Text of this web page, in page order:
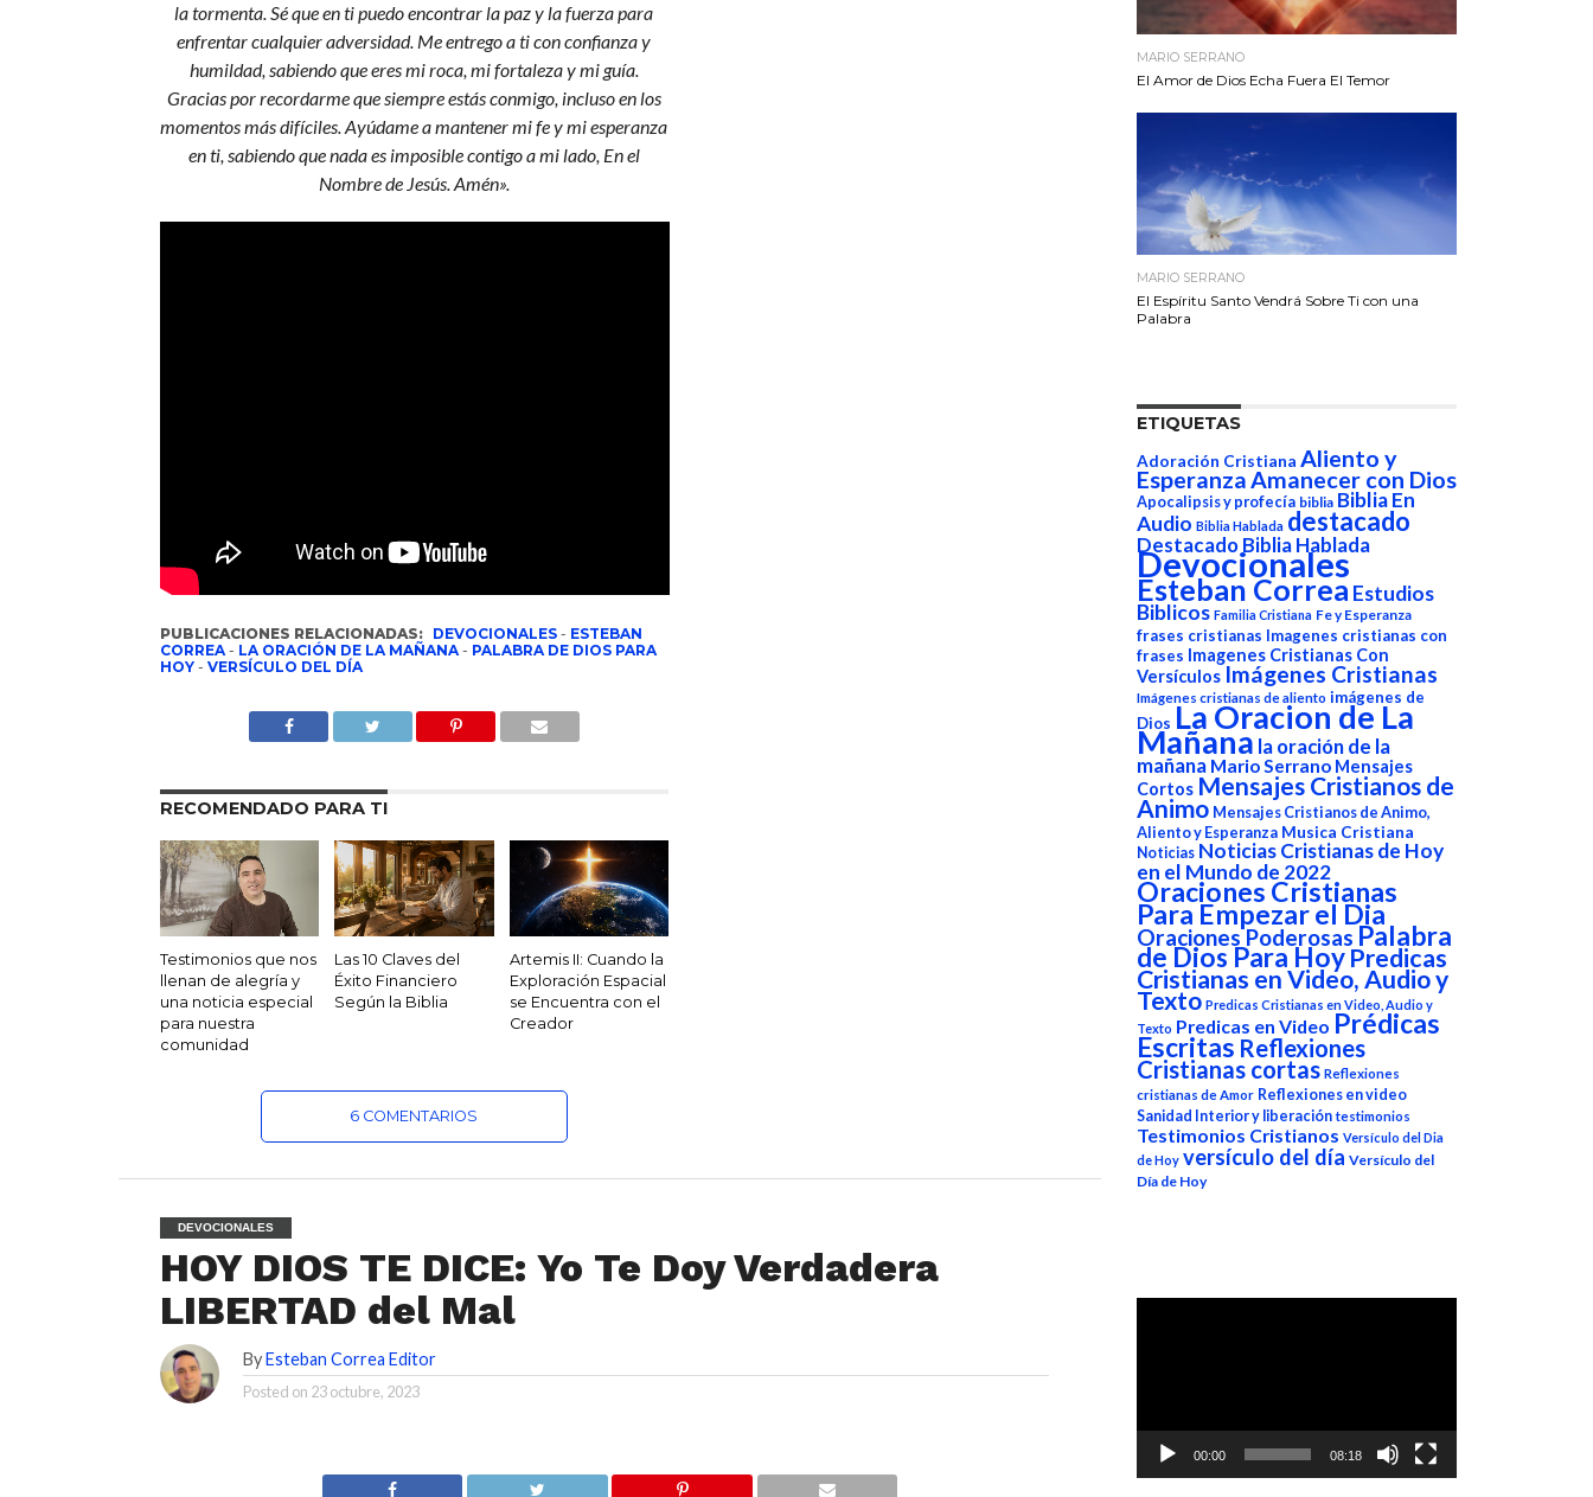
la tormenta. Sé que en ti puedo encontrar la paz y la fuerza para
enfrentar cualquier adversidad. Me entrego a ti con confianza y
humildad, sabiendo que eres mi roca, mi fortaleza y mi guía.
Gracias por recordarme que siempre estás conmigo, incluso en los
momentos más difíciles. Ayúdame a mantener mi fe y mi esperanza
en ti, sabiendo que nada es imposible contigo a mi lado, En el
Nombre de Jesús. Amén».
PUBLICACIONES RELACIONADAS: DEVOCIONALES- ESTEBAN
CORREA- LA ORACIÓN DE LA MAÑANA- PALABRA DE DIOS PARA
HOY- VERSÍCULO DEL DÍA
RECOMENDADO PARA TI
Testimonios que nos
llenan de alegría y
una noticia especial
para nuestra
comunidad
Las 10 Claves del
Éxito Financiero
Según la Biblia
Artemis II: Cuando la
Exploración Espacial
se Encuentra con el
Creador
6 COMENTARIOS
DEVOCIONALES
HOY DIOS TE DICE: Yo Te Doy Verdadera
LIBERTAD del Mal
ByEsteban Correa Editor
Posted on 23 octubre, 2023
MARIO SERRANO
El Amor de Dios Echa Fuera El Temor
MARIO SERRANO
El Espíritu Santo Vendrá Sobre Ti con una
Palabra
ETIQUETAS
Adoración Cristiana Aliento y
EsperanzaAmanecer con Dios
Apocalipsis y profecía biblia Biblia En
Audio Biblia Hablada destacado
Destacado Biblia Hablada
Devocionales
Esteban Correa Estudios
Biblicos Familia Cristiana Fe y Esperanza
frases cristianas Imagenes cristianas con
frases Imagenes Cristianas Con
Versículos Imágenes Cristianas
Imágenes cristianas de aliento imágenes de
Dios La Oracion de La
Mañana la oración de la
mañana Mario Serrano Mensajes
Cortos Mensajes Cristianos de
Animo Mensajes Cristianos de Animo,
Aliento y Esperanza Musica Cristiana
Noticias Noticias Cristianas de Hoy
en el Mundo de 2022
Oraciones Cristianas
Para Empezar el Dia
Oraciones Poderosas Palabra
de Dios Para HoyPredicas
Cristianas en Video, Audio y
Texto Predicas Cristianas en Video, Audio y
Texto Predicas en Video Prédicas
Escritas Reflexiones
Cristianas cortas Reflexiones
cristianas de Amor Reflexiones en video
Sanidad Interior y liberación testimonios
Testimonios Cristianos Versículo del Dia
de Hoy versículo del día Versículo del
Día de Hoy
Reproductor
00:00 08:18